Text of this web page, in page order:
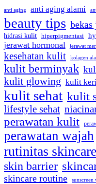
anti aging anti aging alami
beauty tips bekas
hidrasi kulit hiperpigmentasi
jerawat hormonal jerawat
kesehatan kulit kolagen
kulit berminyak
kulit glowing kulit
kulit sehat kulit
lifestyle sehat
perawatan kulit
perawatan wajah
rutinitas skincare
skin barrier
skincare routine sunscreen